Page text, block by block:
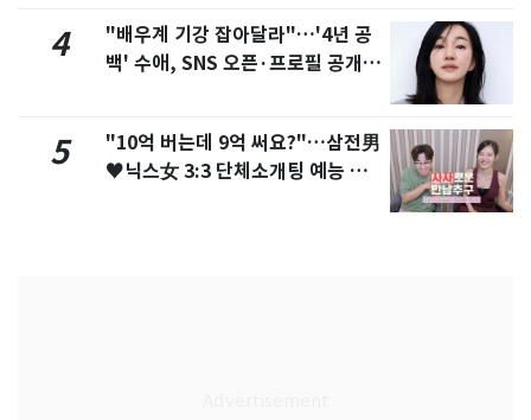
4
"배우계 기강 잡아달라"…'4년 공
백' 수애, SNS 오픈·프로필 공개
5
"10억 버는데 9억 써요?"…삼전男
♥닉스女 3:3 단체소개팅 예능 화